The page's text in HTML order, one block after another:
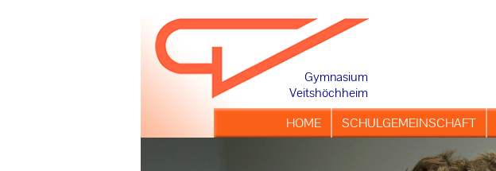
Gymnasium
Veitshöchheim
überspringen
HOME SCHULGEMEINSCHAFT